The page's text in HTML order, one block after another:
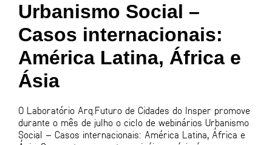
Urbanismo Social –
Casos internacionais:
América Latina, África e
Ásia
O Laboratório Arq.Futuro de Cidades do Insper promove
durante o mês de julho o ciclo de webinários Urbanismo
Social – Casos internacionais: América Latina, África e